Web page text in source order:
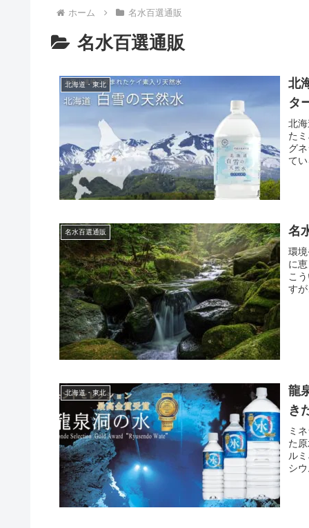
ホーム 名水百選通販
名水百選通販
北海道・東北
北
タ
北
た
グ
て
名水百選通販 名
環
に
こ
す
北海道・東北
龍
き
ミ
た
ル
シ